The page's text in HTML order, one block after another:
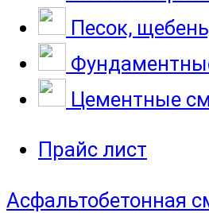
Песок,
Цементные
Прайс лист
Асфальтобетонная